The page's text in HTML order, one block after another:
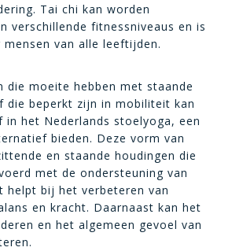
Tai chi kan worden
verschillende fitnessniveaus en is
van alle leeftijden.
die moeite hebben met staande
die beperkt zijn in mobiliteit kan
in het Nederlands stoelyoga, een
bieden. Deze vorm van
en staande houdingen die
met de ondersteuning van
helpt bij het verbeteren van
en kracht. Daarnaast kan het
en het algemeen gevoel van